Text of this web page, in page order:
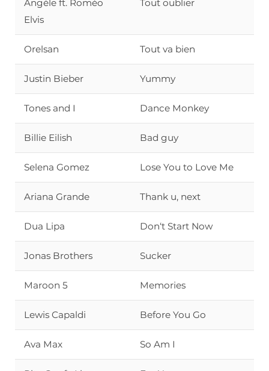
Angèle ft. Roméo
Elvis
Tout oublier
Orelsan Tout va bien
Justin Bieber Yummy
Tones and I Dance Monkey
Billie Eilish Bad guy
Selena Gomez Lose You to Love Me
Ariana Grande Thank u, next
Dua Lipa Don‘t Start Now
Jonas Brothers Sucker
Maroon 5 Memories
Lewis Capaldi Before You Go
Ava Max So Am I